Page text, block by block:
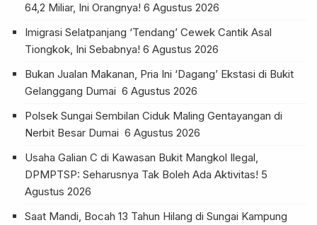
64,2 Miliar, Ini Orangnya! 6 Agustus 2026
Imigrasi Selatpanjang ‘Tendang’ Cewek Cantik Asal
Tiongkok, Ini Sebabnya! 6 Agustus 2026
Bukan Jualan Makanan, Pria Ini ‘Dagang’ Ekstasi di Bukit
Gelanggang Dumai 6 Agustus 2026
Polsek Sungai Sembilan Ciduk Maling Gentayangan di
Nerbit Besar Dumai 6 Agustus 2026
Usaha Galian C di Kawasan Bukit Mangkol Ilegal,
DPMPTSP: Seharusnya Tak Boleh Ada Aktivitas! 5
Agustus 2026
Saat Mandi, Bocah 13 Tahun Hilang di Sungai Kampung